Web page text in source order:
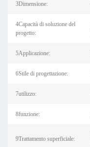
3Dimensione:
4Capacità di soluzione del
progetto:
5Applicazione:
6Stile di progettazione:
7utilizzo:
8funzione:
9Trattamento superficiale: